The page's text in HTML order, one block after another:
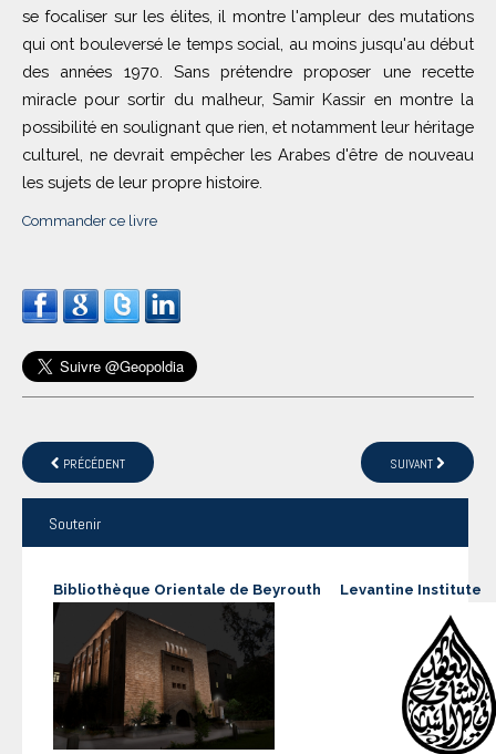
se focaliser sur les élites, il montre l'ampleur des mutations
qui ont bouleversé le temps social, au moins jusqu'au début
des années 1970. Sans prétendre proposer une recette
miracle pour sortir du malheur, Samir Kassir en montre la
possibilité en soulignant que rien, et notamment leur héritage
culturel, ne devrait empêcher les Arabes d'être de nouveau
les sujets de leur propre histoire.
Commander ce livre
PRÉCÉDENT SUIVANT
Soutenir
Bibliothèque Orientale de Beyrouth Levantine Institute